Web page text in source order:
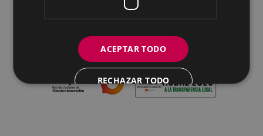
ACEPTAR TODO
RECHAZAR TODO